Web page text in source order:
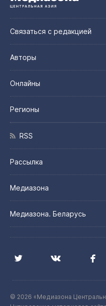
Связаться с редакцией
Авторы
Онлайны
Регионы
RSS
Рассылка
Медиазона
Медиазона. Беларусь
© 2026 «Медиазона